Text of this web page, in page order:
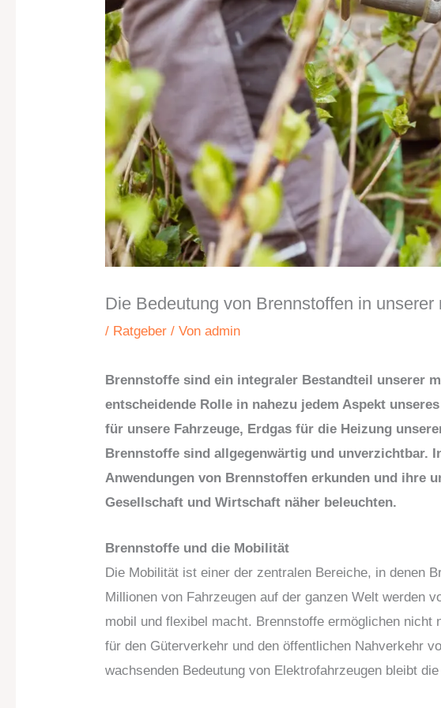
Die Bedeutung von Brennstoffen in unserer
/ Ratgeber / Vonadmin
Brennstoffe sind ein integraler Bestandteil unserer
entscheidende Rolle in nahezu jedem Aspekt
für unsere Fahrzeuge, Erdgas für die Heizung
Brennstoffe sind allgegenwärtig und unverzichtbar.
Anwendungen von Brennstoffen erkunden und ihre
Gesellschaft und Wirtschaft näher beleuchten.
Brennstoffe und die Mobilität
Die Mobilität ist einer der zentralen Bereiche, in denen
Millionen von Fahrzeugen auf der ganzen Welt werden
mobil und flexibel macht. Brennstoffe ermöglichen nicht
für den Güterverkehr und den öffentlichen Nahverkehr
wachsenden Bedeutung von Elektrofahrzeugen bleibt